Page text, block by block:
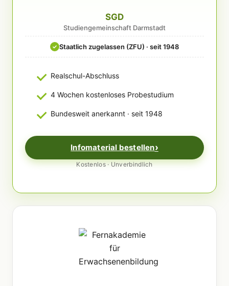
SGD
Studiengemeinschaft Darmstadt
✓ Staatlich zugelassen (ZFU) · seit 1948
Realschul-Abschluss
4 Wochen kostenloses Probestudium
Bundesweit anerkannt · seit 1948
Infomaterial bestellen
Kostenlos · Unverbindlich